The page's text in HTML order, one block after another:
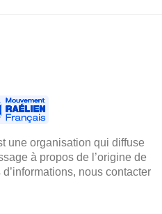
une organisation qui diffuse
à propos de l’origine de
nous contacter